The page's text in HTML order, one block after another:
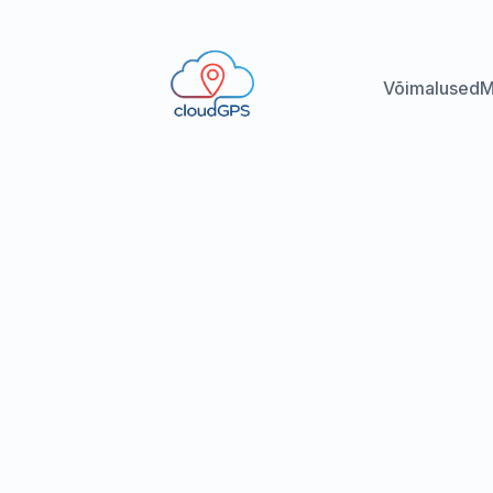
Võimalused